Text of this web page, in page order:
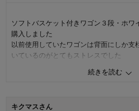
ソフトバスケット付きワゴン３段・ホワ
購入しました
以前使用していたワゴンは背面にしか支
いているのがとてもストレスでした
して使いやすくカゴも大きめで大満足し
続きを読む
キクマスさん